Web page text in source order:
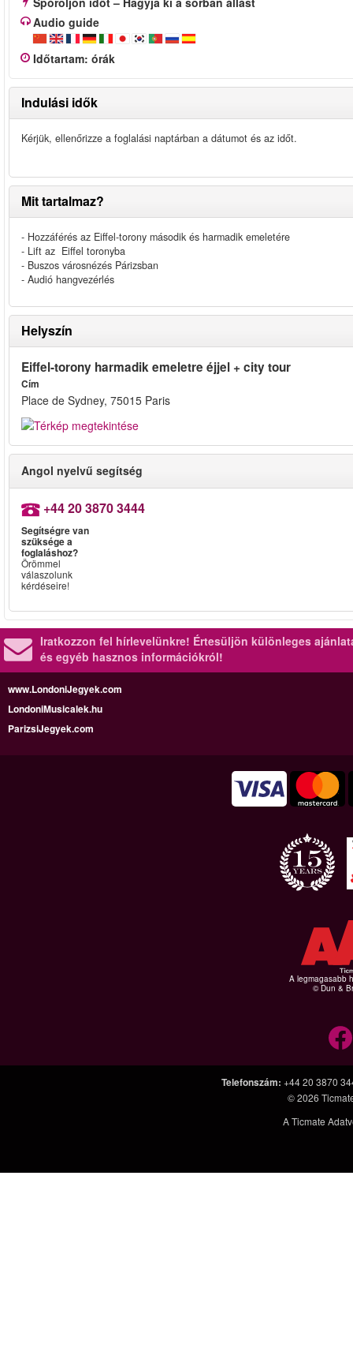
Audio guide
Időtartam: órák
Indulási idők
Kérjük, ellenőrizze a foglalási naptárban a dátumot és az időt.
Mit tartalmaz?
- Hozzáférés az Eiffel-torony második és harmadik emeletére
- Lift az Eiffel toronyba
- Buszos városnézés Párizsban
- Audió hangvezérlés
Helyszín
Eiffel-torony harmadik emeletre éjjel + city tour
Cím
Place de Sydney, 75015 Paris
Angol nyelvű segítség
+44 20 3870 3444
Segítségre van
szüksége a
foglaláshoz?
Örömmel
válaszolunk
kérdéseire!
Iratkozzon fel hírlevelünkre! Értesüljön különleges
és egyéb hasznos információkról!
www.LondoniJegyek.com
LondoniMusicalek.hu
ParizsiJegyek.com
A legmagasabb
© Dun &
Telefonszám: +44 20 3870
© 2026
A Ticmate